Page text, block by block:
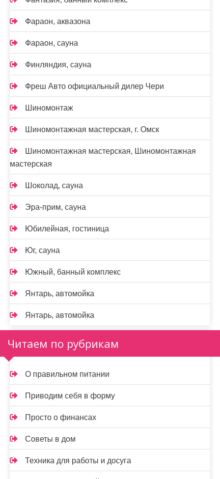
Фараон, аквазона
Фараон, сауна
Финляндия, сауна
Фреш Авто официальный дилер Чери
Шиномонтаж
Шиномонтажная мастерская, г. Омск
Шиномонтажная мастерская, Шиномонтажная
мастерская
Шоколад, сауна
Эра-прим, сауна
Юбилейная, гостиница
Юг, сауна
Южный, банный комплекс
Янтарь, автомойка
Янтарь, автомойка
Читаем по рубрикам
О правильном питании
Приводим себя в форму
Просто о финансах
Советы в дом
Техника для работы и досуга